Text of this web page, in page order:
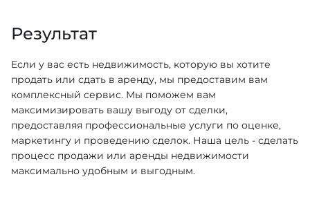
Результат
Если у вас есть недвижимость, которую вы хотите
продать или сдать в аренду, мы предоставим вам
комплексный сервис. Мы поможем вам
максимизировать вашу выгоду от сделки,
предоставляя профессиональные услуги по оценке,
маркетингу и проведению сделок. Наша цель - сделать
процесс продажи или аренды недвижимости
максимально удобным и выгодным.